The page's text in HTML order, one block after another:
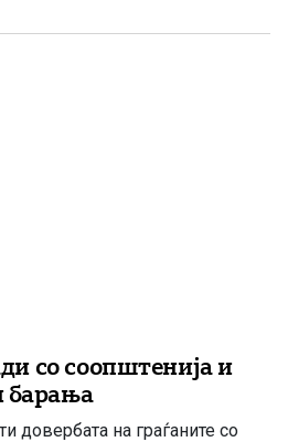
Владата бесплатно им ја дели
со соопштенија и
барања
довербата на граѓаните со